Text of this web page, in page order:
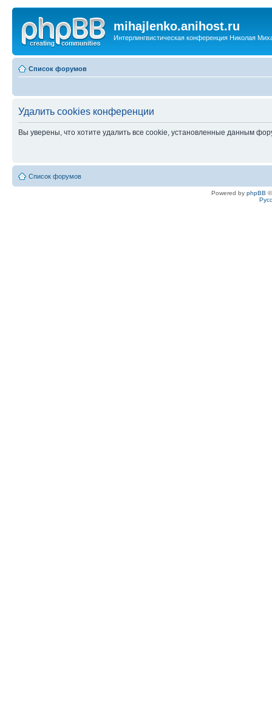
mihajlenko.anihost.ru
Интерлингвистическая конференция Николая
Список форумов
Удалить cookies конференции
Вы уверены, что хотите удалить все cookie, установленные данным
Список форумов
Powered by phpBB